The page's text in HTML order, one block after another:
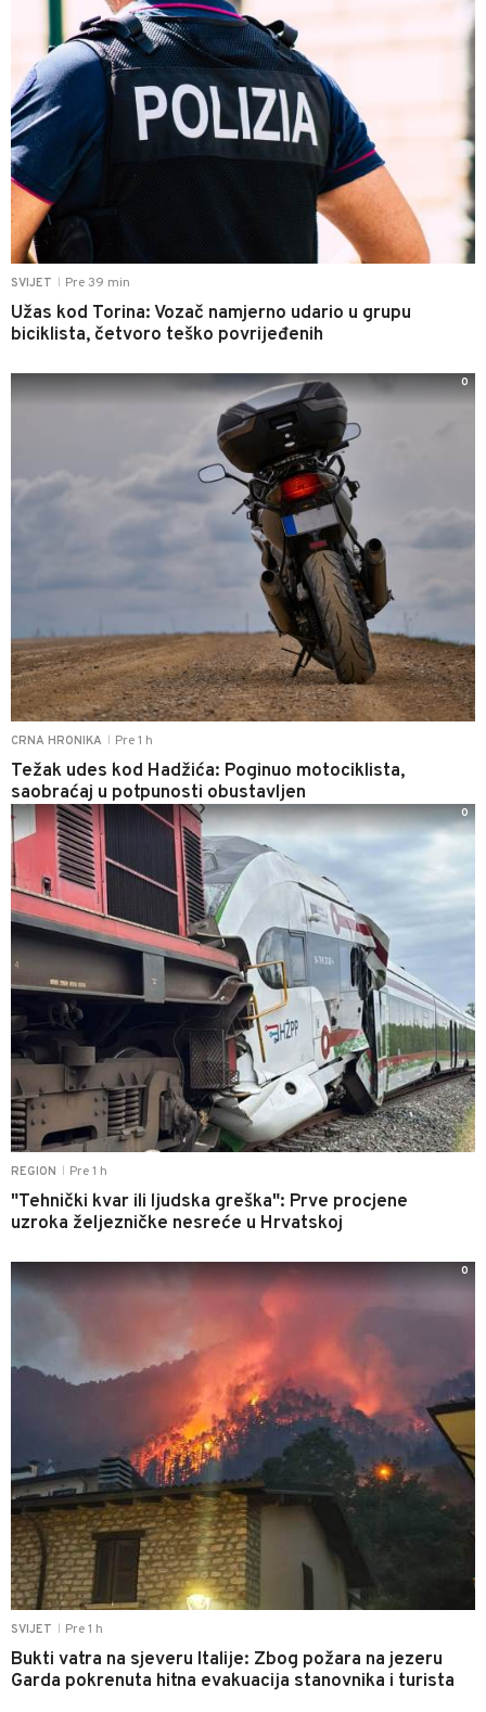
SVIJET Pre 39 min
Užas kod Torina: Vozač namjerno udario u grupu
biciklista, četvoro teško povrijeđenih
CRNA HRONIKA Pre 1 h
Težak udes kod Hadžića: Poginuo motociklista,
saobraćaj u potpunosti obustavljen
0
REGION Pre 1 h
"Tehnički kvar ili ljudska greška": Prve procjene
uzroka željezničke nesreće u Hrvatskoj
0
SVIJET Pre 1 h
Bukti vatra na sjeveru Italije: Zbog požara na jezeru
Garda pokrenuta hitna evakuacija stanovnika i turista
0